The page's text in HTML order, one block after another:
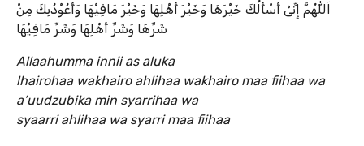
اَللّٰهُمَّ إِنِّىْ أَسْأَلُكَ خَيْرَهَا وَخَيْرَ أَهْلِهَا وَخَيْرَ مَافِيْهَا وَأَعُوْذُبِكَ مِنْ
شَرِّهَا وَشَرِّ أَهْلِهَا وَشَرِّ مَافِيْهَا
Allaahumma innii as aluka
lhairohaa wakhairo ahlihaa wakhairo maa fiihaa wa
a’uudzubika min syarrihaa wa
syaarri ahlihaa wa syarri maa fiihaa